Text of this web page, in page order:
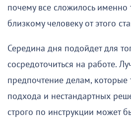
почему все сложилось
близкому человеку от этого
Середина дня подойдет для
сосредоточиться на работе.
предпочтение делам, которые
подхода и нестандартных
строго по инструкции может